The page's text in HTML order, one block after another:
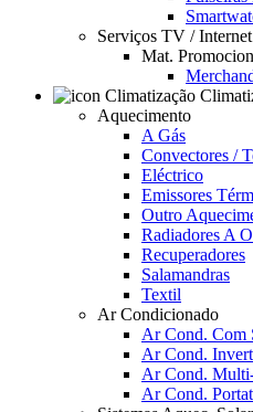
Serviços TV /
Mat.
Aquecimento
A Gás
Convectores /
Eléctrico
Emissores
Outro
Radiadores A
Recuperadores
Salamandras
Textil
Ar Condicionado
Ar Cond. Com
Ar Cond.
Ar Cond.
Ar Cond.